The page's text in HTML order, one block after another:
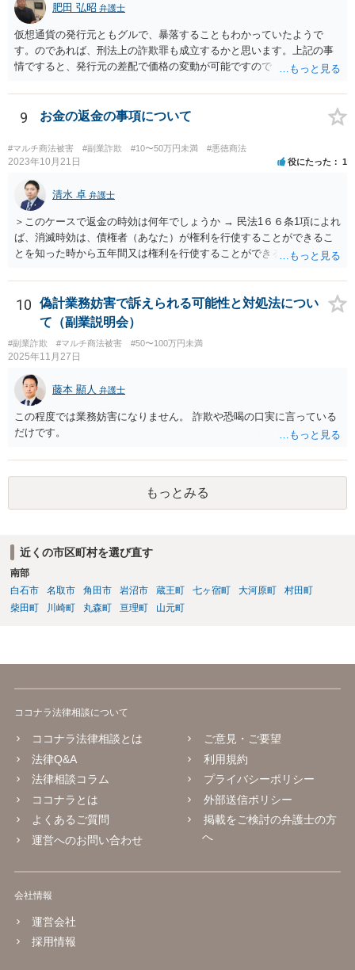
肥田 弘昭 弁護士
仮想通貨の発行元ともグルで、暴落することもわかっていたようで
す。のであれば、刑法上の詐欺罪も成立するかと思います。上記の事
情ですると、発行元の差配で価格の変動が可能ですので「投資」では
行為については、不法行為に基づく損害賠償、不当利得返還請求など
が考えられます。知人やファンドリーダーを共同不法行為者として、
9 お金の返金の事項について
#マルチ商法被害 #副業詐欺 #10〜50万円未満 #悪徳商法
2023年10月21日 役にたった 1
清水 卓 弁護士
＞このケースで返金の時効は何年でしょうか → 民法1６６条1項によれ
ば、消滅時効は、債権者（あなた）が権利を行使することができるこ
とを知った時から五年間又は権利を行使することができる時から十年
ときは、時効は更新しされ、その時から新たに進行を開始します。
「電話の音声録音やLINEで相手がお金を返金する内容の文書は残って
います。」とのことですが、これらが権利の承認にあたる可能性もあ
ります。 ＞こんな状態でも返金要求してもいいのでしょうか。 → 相
手方が４５万円をこのまま利得できる法的根拠はないように思われま
す。考えられる回収手段としては、支払督促、少額訴訟、民事調停、
民事訴訟等があります。各手続きにはそれぞれの特徴があるので、一
度、お住まいの地域等の弁護士に相談する等して、ご事案にあった方
法を検討なさってみてはいかがでしょうか。 【参考】お金を払っても
らえない」とお困りの方へ（政府広報オンライン） https://www.gov-o
10
偽計業務妨害で訴えられる可能性と対処法につい
て（副業説明会）
#副業詐欺 #マルチ商法被害 #50〜100万円未満
2025年11月27日
藤本 顯人 弁護士
この程度では業務妨害になりません。 詐欺や恐喝の口実に言っている
だけです。
もっとみる
近くの市区町村を選び直す
南部
白石市
名取市 角田市 岩沼市 蔵王町 七ヶ宿町 大河原町
村田町
柴田町
川崎町 丸森町 亘理町 山元町
ココナラ法律相談について
ココナラ法律相談とは
法律Q&A
法律相談コラム
ココナラとは
よくあるご質問
運営へのお問い合わせ
ご意見・ご要望
利用規約
プライバシーポリシー
外部送信ポリシー
掲載をご検討の弁護士の方
へ
会社情報
運営会社
採用情報